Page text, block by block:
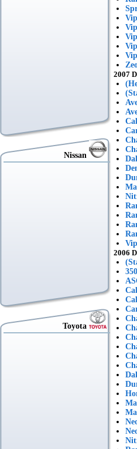
Nissan
Toyota
2007
2006